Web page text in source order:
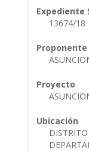
Expediente
13674/18
Proponente
Proyecto
Ubicación